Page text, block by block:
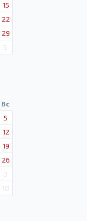
15
22
29
5
Вс
5
12
19
26
3
10